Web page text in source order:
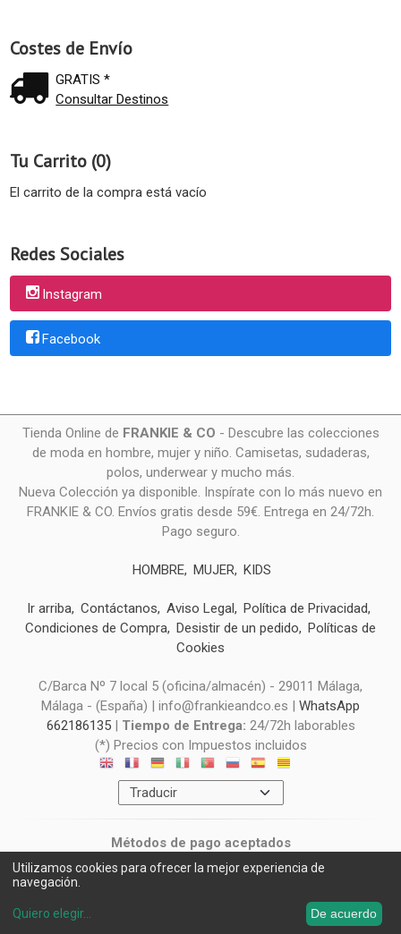
Costes de Envío
GRATIS *
Consultar Destinos
Tu Carrito (0)
El carrito de la compra está vacío
Redes Sociales
Instagram
Facebook
Tienda Online de FRANKIE & CO - Descubre las colecciones
de moda en hombre, mujer y niño. Camisetas, sudaderas,
polos, underwear y mucho más.
Nueva Colección ya disponible. Inspírate con lo más nuevo en
FRANKIE & CO. Envíos gratis desde 59€. Entrega en 24/72h.
Pago seguro.
HOMBRE MUJER KIDS
Ir arriba Contáctanos Aviso Legal
Política de Privacidad
Condiciones de Compra Desistir de un pedido
Políticas de
Cookies
C/Barca Nº 7 local 5 (oficina/almacén) - 29011 Málaga,
Málaga - (España) | info@frankieandco.es | WhatsApp
662186135| Tiempo de Entrega: 24/72h laborables
(*) Precios con Impuestos incluidos
Métodos de pago aceptados
Utilizamos cookies para ofrecer la mejor experiencia de
navegación.
Quiero elegir... De acuerdo